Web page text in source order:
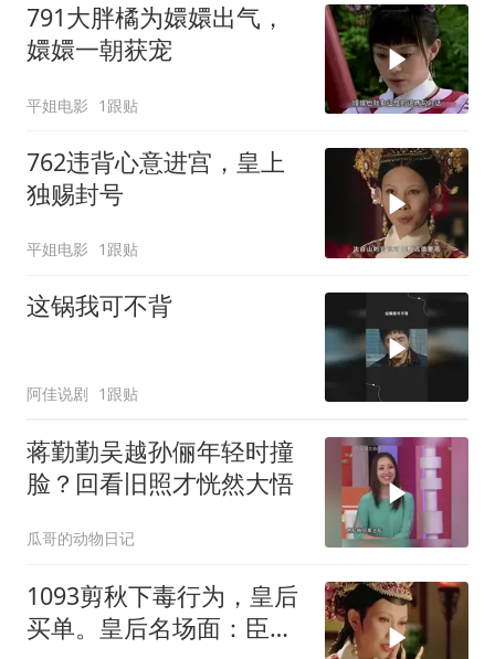
791大胖橘为嬛嬛出气，
嬛嬛一朝获宠
平姐电影 1跟贴
762违背心意进宫，皇上
独赐封号
平姐电影 1跟贴
这锅我可不背
阿佳说剧 1跟贴
蒋勤勤吴越孙俪年轻时撞
脸？回看旧照才恍然大悟
瓜哥的动物日记
1093剪秋下毒行为，皇后
买单。皇后名场面：臣妾